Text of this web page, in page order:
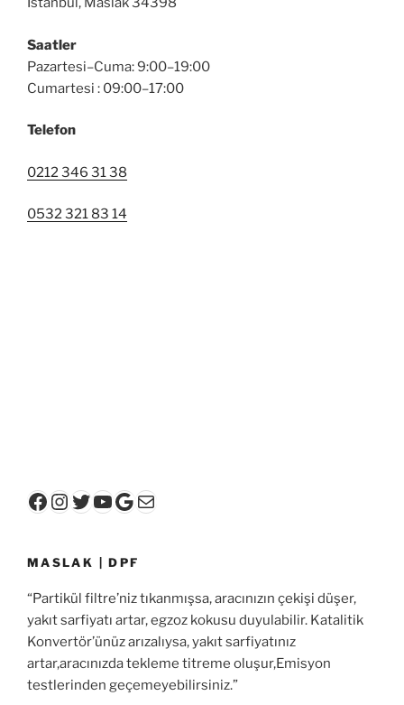
Saatler
Pazartesi–Cuma: 9:00–19:00
Cumartesi : 09:00–17:00
Telefon
0212 346 31 38
0532 321 83 14
Facebook
Instagram
Twitter
YouTube
Google
E-posta
MASLAK | DPF
“Partikül filtre’niz tıkanmışsa, aracınızın çekişi düşer,
yakıt sarfiyatı artar, egzoz kokusu duyulabilir. Katalitik
Konvertör’ünüz arızalıysa, yakıt sarfiyatınız
artar,aracınızda tekleme titreme oluşur,Emisyon
testlerinden geçemeyebilirsiniz.”